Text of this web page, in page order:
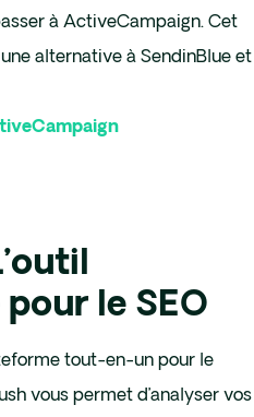
à ActiveCampaign. Cet
alternative à SendinBlue et
le SEO
tout-en-un pour le
vous permet d’analyser vos